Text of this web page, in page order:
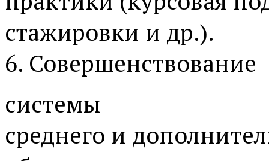
стажировки и др.).
6. Совершенствование
системы
среднего и